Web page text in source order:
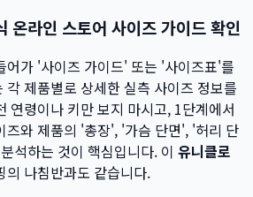
온라인 스토어 사이즈 가이드 확인
어가 '사이즈 가이드' 또는 '사이즈표'를
각 제품별로 상세한 실측 사이즈 정보를
연령이나 키만 보지 마시고, 1단계에서
즈와 제품의 '총장', '가슴 단면', '허리 단
석하는 것이 핵심입니다. 이 유니클로
의 나침반과도 같습니다.